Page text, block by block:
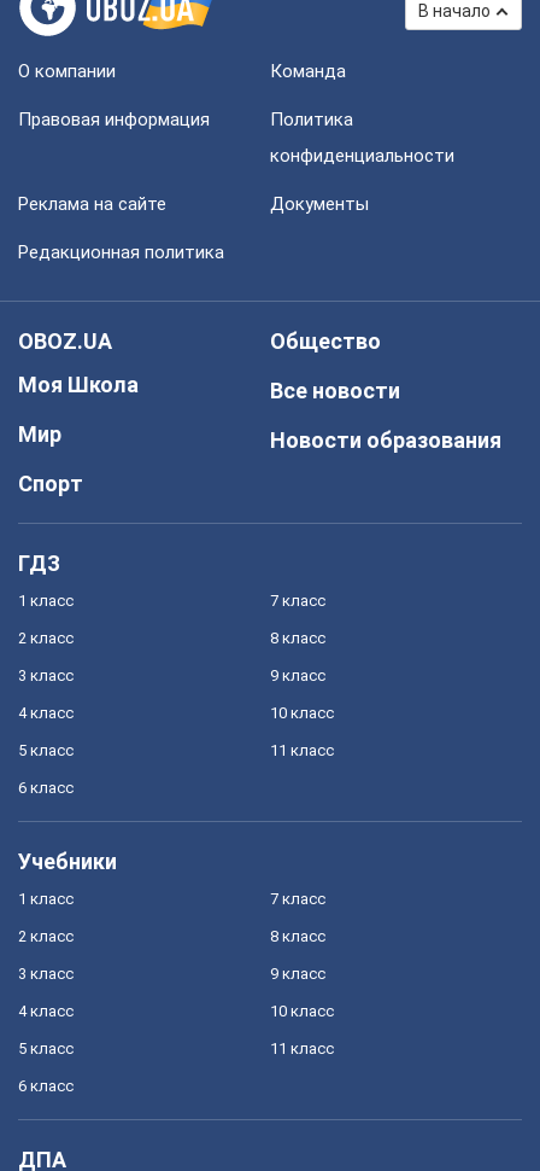
В начало
О компании Команда
Правовая информация
Политика
конфиденциальности
Реклама на сайте Документы
Редакционная политика
OBOZ.UA
Моя Школа
Мир
Спорт
Общество
Все новости
Новости образования
ГДЗ
1 класс
2 класс
3 класс
4 класс
5 класс
6 класс
7 класс
8 класс
9 класс
10 класс
11 класс
Учебники
1 класс
2 класс
3 класс
4 класс
5 класс
6 класс
7 класс
8 класс
9 класс
10 класс
11 класс
ДПА